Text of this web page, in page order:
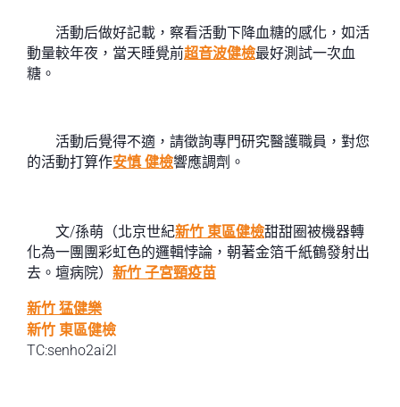
活動后做好記載，察看活動下降血糖的感化，如活
動量較年夜，當天睡覺前超音波健檢最好測試一次血
糖。
活動后覺得不適，請徵詢專門研究醫護職員，對您
的活動打算作安慎 健檢響應調劑。
文/孫萌（北京世紀新竹 東區健檢甜甜圈被機器轉
化為一團團彩虹色的邏輯悖論，朝著金箔千紙鶴發射出
去。壇病院） 新竹 子宮頸疫苗
新竹 猛健樂
新竹 東區健檢
TC:senho2ai2l